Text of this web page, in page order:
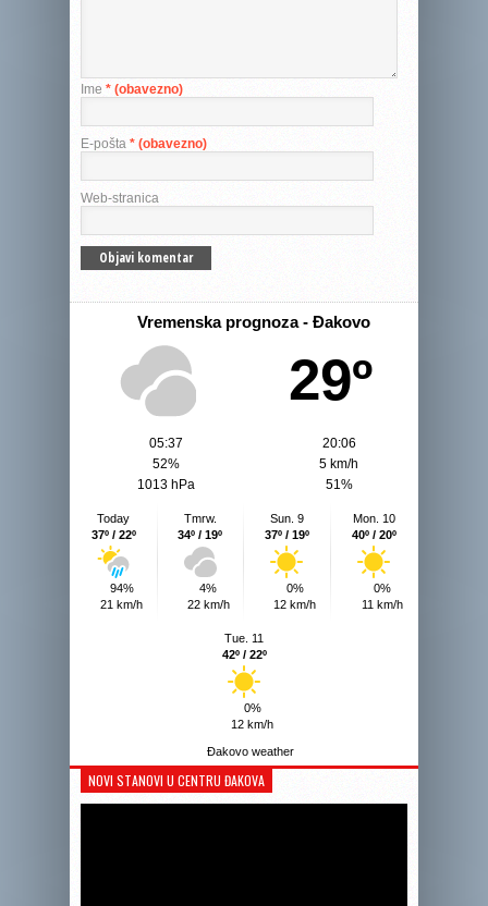
Ime * (obavezno)
E-pošta * (obavezno)
Web-stranica
Vremenska prognoza - Đakovo
29º
05:37
20:06
52%
5 km/h
1013 hPa
51%
Today
37º / 22º
94%
21 km/h
Tmrw.
34º / 19º
4%
22 km/h
Sun. 9
37º / 19º
0%
12 km/h
Mon. 10
40º / 20º
0%
11 km/h
Tue. 11
42º / 22º
0%
12 km/h
Đakovo weather
NOVI STANOVI U CENTRU ĐAKOVA